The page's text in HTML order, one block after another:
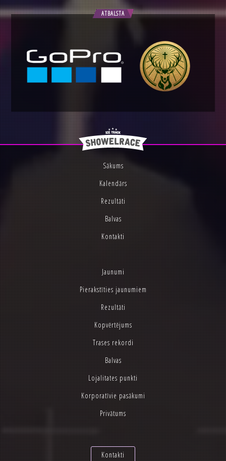
ATBALSTA
Sākums
Kalendārs
Rezultāti
Balvas
Kontakti
Jaunumi
Pierakstīties jaunumiem
Rezultāti
Kopvērtējums
Trases rekordi
Balvas
Lojalitates punkti
Korporatīvie pasākumi
Privātums
Kontakti